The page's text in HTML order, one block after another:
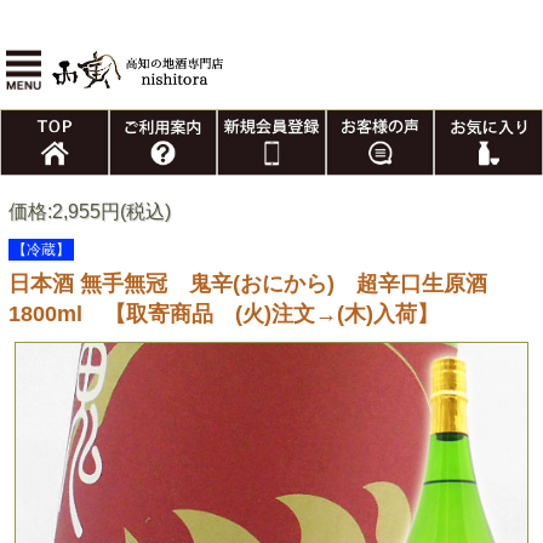
価格:2,955円(税込)
【冷蔵】
日本酒 無手無冠 鬼辛(おにから) 超辛口生原酒
1800ml 【取寄商品 (火)注文→(木)入荷】